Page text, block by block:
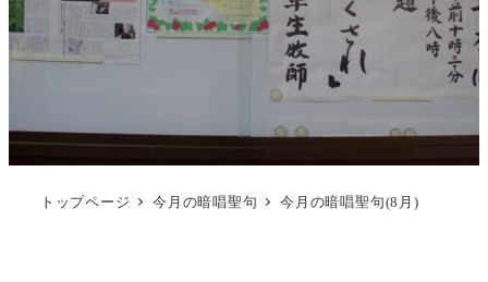
トップページ 今月の暗唱聖句 今月の暗唱聖句(8月)